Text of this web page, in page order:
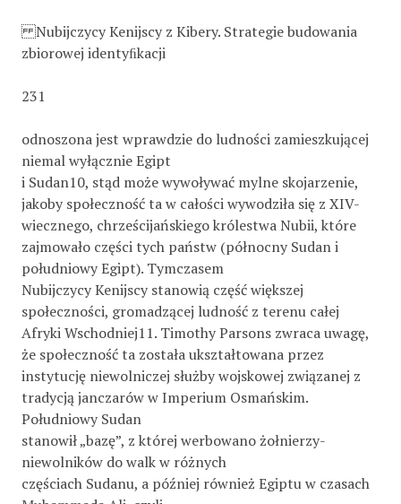
Nubijczycy Kenijscy z Kibery. Strategie budowania
zbiorowej identyﬁkacji
231
odnoszona jest wprawdzie do ludności zamieszkującej
niemal wyłącznie Egipt
i Sudan10, stąd może wywoływać mylne skojarzenie,
jakoby społeczność ta w całości wywodziła się z XIV-
wiecznego, chrześcijańskiego królestwa Nubii, które
zajmowało części tych państw (północny Sudan i
południowy Egipt). Tymczasem
Nubijczycy Kenijscy stanowią część większej
społeczności, gromadzącej ludność z terenu całej
Afryki Wschodniej11. Timothy Parsons zwraca uwagę,
że społeczność ta została ukształtowana przez
instytucję niewolniczej służby wojskowej związanej z
tradycją janczarów w Imperium Osmańskim.
Południowy Sudan
stanowił „bazę”, z której werbowano żołnierzy-
niewolników do walk w różnych
częściach Sudanu, a później również Egiptu w czasach